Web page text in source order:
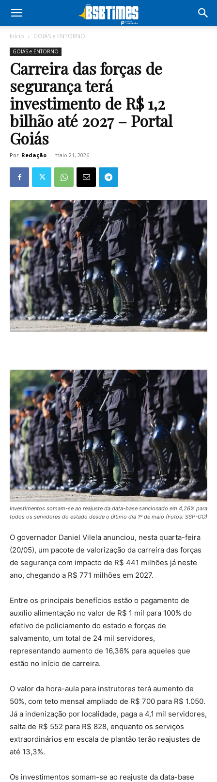
Início GOIÁS e ENTORNO
GOIÁS e ENTORNO
Carreira das forças de
segurança terá
investimento de R$ 1,2
bilhão até 2027 – Portal
Goiás
Por Redação - maio 21, 2026
Investimentos somam-se ao reajuste da data-base sancionado em 4,26% para
todos os servidores do estado desde o último dia 1º de maio (Fotos: SSP-GO)
O governador Daniel Vilela anunciou, nesta quarta-feira
(20/05), um pacote de valorização da carreira das forças
de segurança com impacto de R$ 441 milhões já neste
ano, chegando a R$ 771 milhões em 2027.
Entre os principais benefícios estão o pagamento de
auxílio alimentação no valor de R$ 1 mil para 100% do
efetivo de policiamento do estado e forças de
salvamento, um total de 24 mil servidores,
representando aumento de 16,36% para aqueles que
estão no início de carreira.
O valor da hora-aula para instrutores terá aumento de
50%, com teto mensal ampliado de R$ 700 para R$ 1.050.
Já a indenização por localidade, paga a 4,1 mil servidores,
salta de R$ 552 para R$ 828, enquanto os serviços
extraordinários em escala de plantão terão reajustes de
até 13,3%.
Os investimentos somam-se ao reajuste da data-base